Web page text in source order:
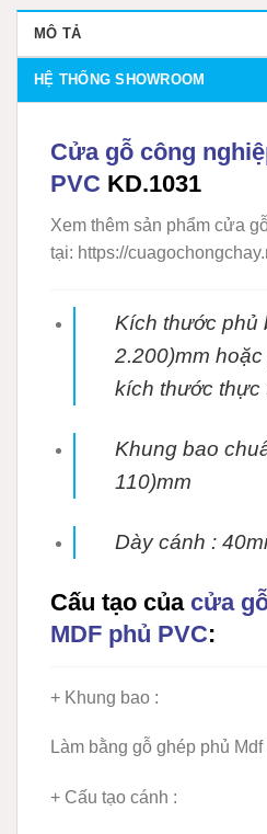
MÔ TẢ
HỆ THỐNG SHOWROOM
Cửa gỗ công
PVC KD.1031
Xem thêm sản phẩm cửa
tại: https://
Kích thước phủ
2.200)mm
kích thước thực
Khung bao
110)mm
Dày cánh :
Cấu tạo của cửa
MDF phủ PVC:
+ Khung bao :
Làm bằng gỗ ghép phủ
+ Cấu tạo cánh :